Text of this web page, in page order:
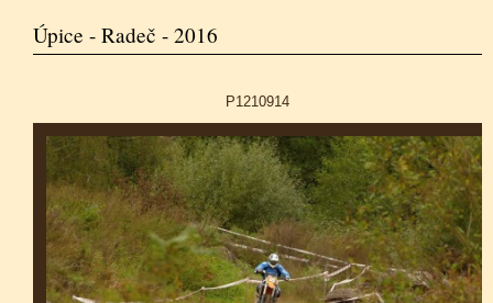
Úpice - Radeč - 2016
P1210914